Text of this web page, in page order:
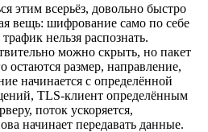
этим всерьёз, довольно быстро
вещь: шифрование само по себе
нельзя распознать.
можно скрыть, но пакет
остаются размер, направление,
начинается с определённой
TLS-клиент определённым
поток ускоряется,
начинает передавать данные.